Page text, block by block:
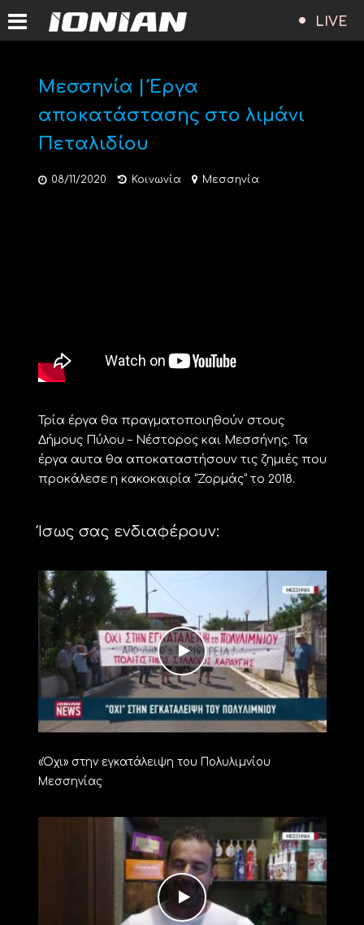
LIVE
Μεσσηνία | Έργα
αποκατάστασης στο λιμάνι
Πεταλιδίου
08/11/2020 Κοινωνία Μεσσηνία
Τρία έργα θα πραγματοποιηθούν στους
Δήμους Πύλου – Νέστορος και Μεσσήνης. Τα
έργα αυτα θα αποκαταστήσουν τις ζημιές που
προκάλεσε η κακοκαιρία “Ζορμάς” το 2018.
Ίσως σας ενδιαφέρουν:
«Όχι» στην εγκατάλειψη του Πολυλιμνίου
Μεσσηνίας